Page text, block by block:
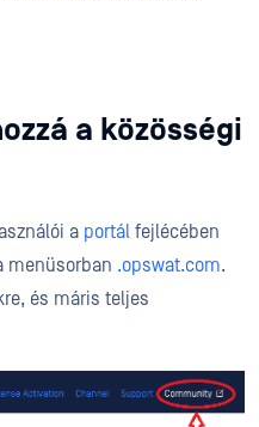
a közösségi
a portál fejlécében
menüsorban .opswat.com.
és máris teljes